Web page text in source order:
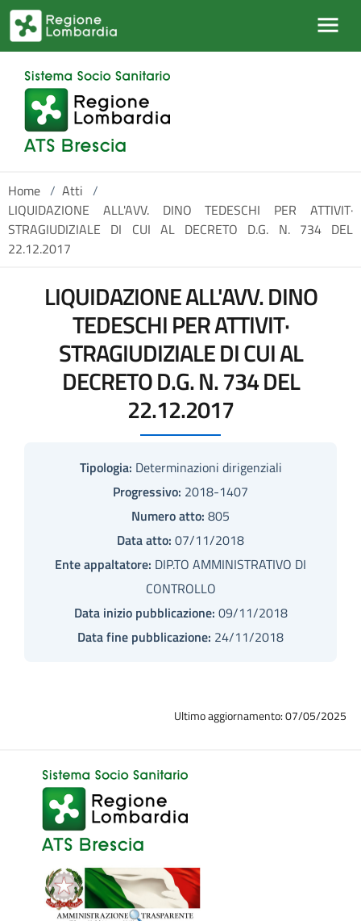
Salta al contenuto principale
Home / Atti /
LIQUIDAZIONE ALL'AVV. DINO TEDESCHI PER ATTIVIT·
STRAGIUDIZIALE DI CUI AL DECRETO D.G. N. 734 DEL
22.12.2017
LIQUIDAZIONE ALL'AVV. DINO
TEDESCHI PER ATTIVIT·
STRAGIUDIZIALE DI CUI AL
DECRETO D.G. N. 734 DEL
22.12.2017
Tipologia: Determinazioni dirigenziali
Progressivo: 2018-1407
Numero atto: 805
Data atto: 07/11/2018
Ente appaltatore: DIP.TO AMMINISTRATIVO DI
CONTROLLO
Data inizio pubblicazione: 09/11/2018
Data fine pubblicazione: 24/11/2018
Ultimo aggiornamento: 07/05/2025